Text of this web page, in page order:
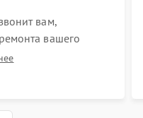
вам,
вашего
на все ваши